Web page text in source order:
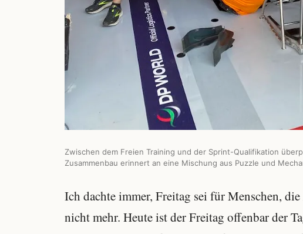
Zwischen dem Freien Training und der Sprint-Qualifikation
Zusammenbau erinnert an eine Mischung aus Puzzle und
Ich dachte immer, Freitag sei für Menschen,
nicht mehr. Heute ist der Freitag offenbar der